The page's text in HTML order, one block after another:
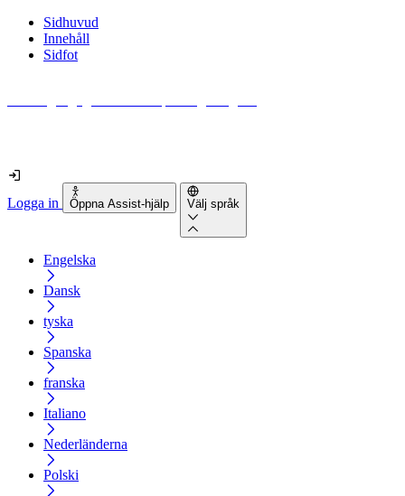
Sidhuvud
Innehåll
Sidfot
Logga in Öppna Assist-hjälp Välj språk
Engelska
Dansk
tyska
Spanska
franska
Italiano
Nederländerna
Polski